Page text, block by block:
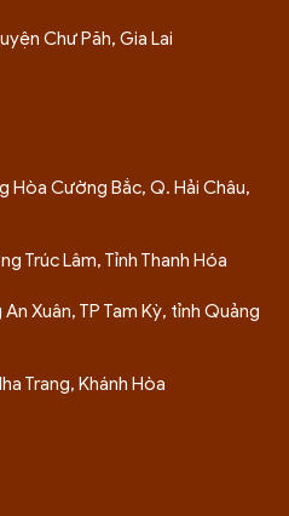
Chư Păh, Gia Lai
Hòa Cường Bắc, Q. Hải Châu,
Trúc Lâm, Tỉnh Thanh Hóa
Xuân, TP Tam Kỳ, tỉnh Quảng
Trang, Khánh Hòa